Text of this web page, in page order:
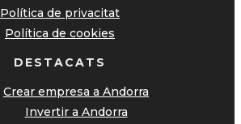
Política de privacitat
Política de cookies
DESTACATS
Crear empresa a Andorra
Invertir a Andorra